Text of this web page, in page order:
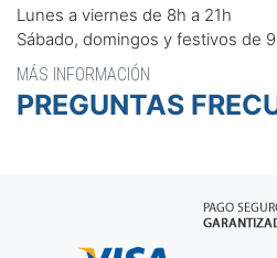
Lunes a viernes de 8h a 21h
Sábado, domingos y festivos de
MÁS INFORMACIÓN
PREGUNTAS